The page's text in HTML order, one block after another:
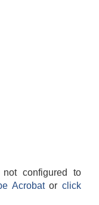
configured to
Acrobatorclick